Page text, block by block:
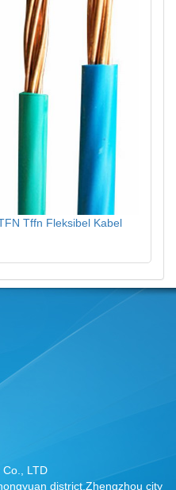
Tffn Fleksibel Kabel
LTD
district,Zhengzhou city